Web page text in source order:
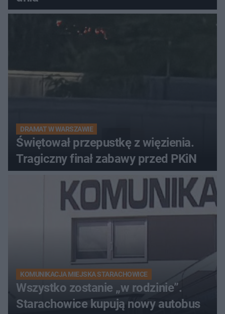
DRAMAT W WARSZAWIE
Świętował przepustkę z więzienia.
Tragiczny finał zabawy przed PKiN
KOMUNIKACJA MIEJSKA STARACHOWICE
Wszystko zostanie „w rodzinie”.
Starachowice kupują nowy autobus